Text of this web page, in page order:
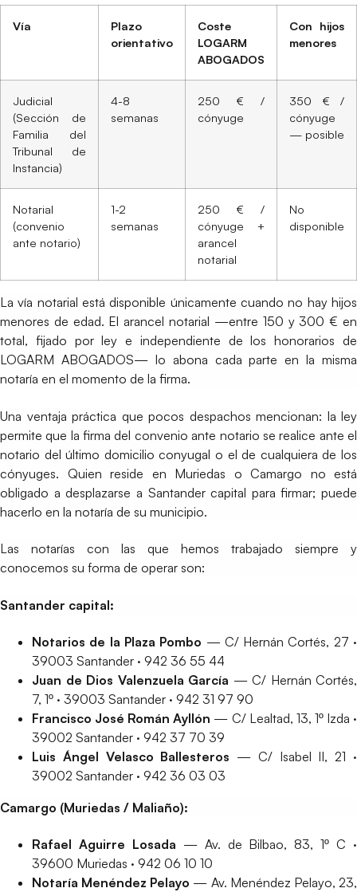
Vía
Plazo
orientativo
Coste
LOGARM
ABOGADOS
Con hijos
menores
Judicial
(Sección de
Familia del
Tribunal de
Instancia)
4-8
semanas
250 € /
cónyuge
350 € /
cónyuge
— posible
Notarial
(convenio
ante notario)
1-2
semanas
250 € /
cónyuge +
arancel
notarial
No
disponible
La vía notarial está disponible únicamente cuando no hay hijos
menores de edad. El arancel notarial —entre 150 y 300 € en
total, fijado por ley e independiente de los honorarios de
LOGARM ABOGADOS— lo abona cada parte en la misma
notaría en el momento de la firma.
Una ventaja práctica que pocos despachos mencionan: la ley
permite que la firma del convenio ante notario se realice ante el
notario del último domicilio conyugal o el de cualquiera de los
cónyuges. Quien reside en Muriedas o Camargo no está
obligado a desplazarse a Santander capital para firmar; puede
hacerlo en la notaría de su municipio.
Las notarías con las que hemos trabajado siempre y
conocemos su forma de operar son:
Santander capital:
Notarios de la Plaza Pombo — C/ Hernán Cortés, 27 ·
39003 Santander · 942 36 55 44
Juan de Dios Valenzuela García — C/ Hernán Cortés,
7, 1º · 39003 Santander · 942 31 97 90
Francisco José Román Ayllón — C/ Lealtad, 13, 1º Izda ·
39002 Santander · 942 37 70 39
Luis Ángel Velasco Ballesteros — C/ Isabel II, 21 ·
39002 Santander · 942 36 03 03
Camargo (Muriedas / Maliaño):
Rafael Aguirre Losada — Av. de Bilbao, 83, 1º C ·
39600 Muriedas · 942 06 10 10
Notaría Menéndez Pelayo — Av. Menéndez Pelayo, 23,